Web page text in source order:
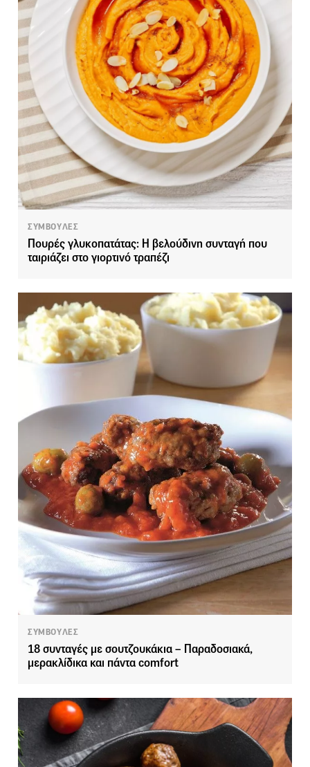
ΣΥΜΒΟΥΛΕΣ
Πουρές γλυκοπατάτας: Η βελούδινη συνταγή που
ταιριάζει στο γιορτινό τραπέζι
ΣΥΜΒΟΥΛΕΣ
18 συνταγές με σουτζουκάκια – Παραδοσιακά,
μερακλίδικα και πάντα comfort